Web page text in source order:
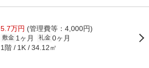
5.7万円 (管理費等：4,000円)
敷金 1ヶ月 礼金 0ヶ月
1階 1K 34.12㎡